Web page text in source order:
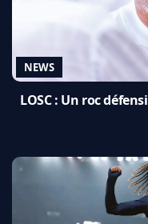
NEWS
LOSC : Un roc